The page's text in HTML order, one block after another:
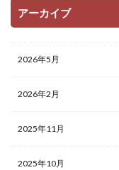
アーカイブ
2026年5月
2026年2月
2025年11月
2025年10月